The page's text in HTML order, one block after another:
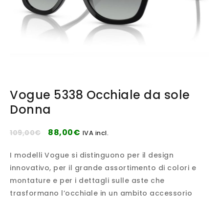
Vogue 5338 Occhiale da sole
Donna
109,00€ 88,00€ IVA incl.
I modelli Vogue si distinguono per il design
innovativo, per il grande assortimento di colori e
montature e per i dettagli sulle aste che
trasformano l’occhiale in un ambito accessorio